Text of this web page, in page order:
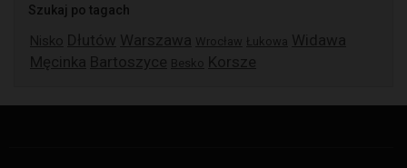
Szukaj po tagach
Nisko Dłutów Warszawa Wrocław Łukowa Widawa
Męcinka Bartoszyce Besko Korsze